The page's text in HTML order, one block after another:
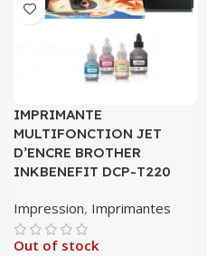
IMPRIMANTE
MULTIFONCTION JET
D’ENCRE BROTHER
INKBENEFIT DCP-T220
Impression, Imprimantes
Out of stock